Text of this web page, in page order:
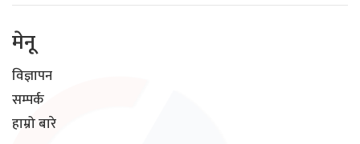
मेनू
विज्ञापन
सम्पर्क
हाम्रो बारे